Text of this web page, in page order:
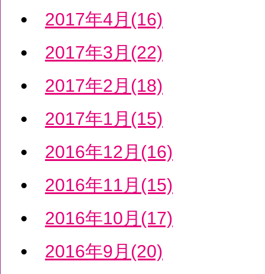
2017年4月(16)
2017年3月(22)
2017年2月(18)
2017年1月(15)
2016年12月(16)
2016年11月(15)
2016年10月(17)
2016年9月(20)